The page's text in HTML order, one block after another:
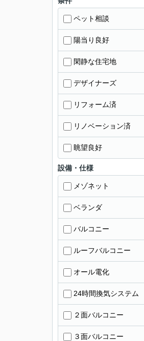
ペット相談
陽当り良好
閑静な住宅地
デザイナーズ
リフォーム済
リノベーション済
眺望良好
設備・仕様
メゾネット
ベランダ
バルコニー
ルーフバルコニー
オール電化
24時間換気システム
２面バルコニー
３面バルコニー